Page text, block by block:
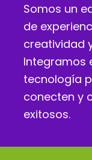
Somos un
de
creatividad
Integramos
tecnología
conecten y
exitosos.